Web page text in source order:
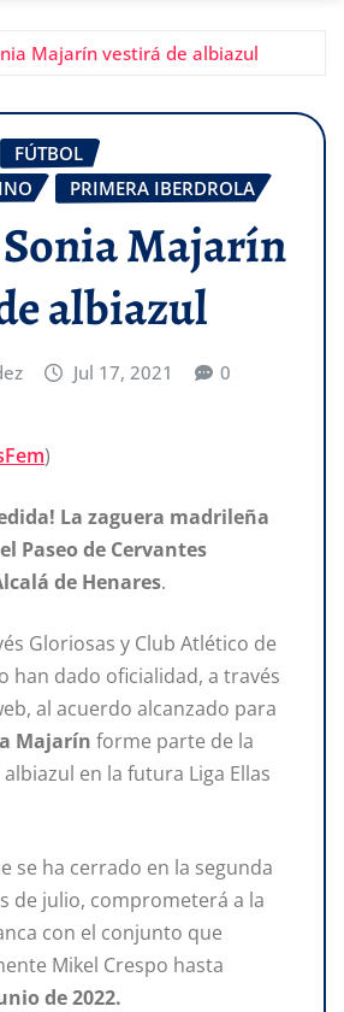
Majarín vestirá de albiazul
FÚTBOL
PRIMERA IBERDROLA
Majarín
albiazul
Jul 17, 2021 0
)
La zaguera madrileña
Paseo de Cervantes
de Henares.
Gloriosas y Club Atlético de
han dado oficialidad, a través
al acuerdo alcanzado para
Majarín forme parte de la
en la futura Liga Ellas
se ha cerrado en la segunda
de julio, comprometerá a la
con el conjunto que
Mikel Crespo hasta
de 2022.